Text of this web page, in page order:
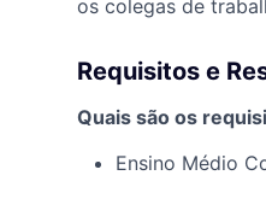
os colegas de
Requisitos e
Quais são os
Ensino Médio